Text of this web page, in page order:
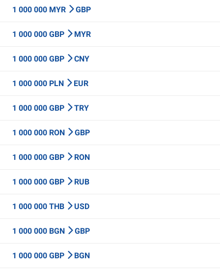
1 000 000 MYR GBP
1 000 000 GBP MYR
1 000 000 GBP CNY
1 000 000 PLN EUR
1 000 000 GBP TRY
1 000 000 RON GBP
1 000 000 GBP RON
1 000 000 GBP RUB
1 000 000 THB USD
1 000 000 BGN GBP
1 000 000 GBP BGN